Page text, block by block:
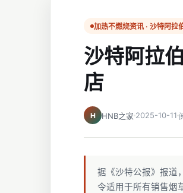
加热不燃烧资讯 · 沙特阿拉
沙特阿拉
店
H HNB之家 2025-10-11
据《沙特公报》报道
令适用于所有销售烟